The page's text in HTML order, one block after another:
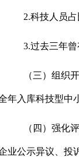
2.科技人员占
3.过去三年
（三）组织
年入库科技型中
（四）强化
业公示异议、投